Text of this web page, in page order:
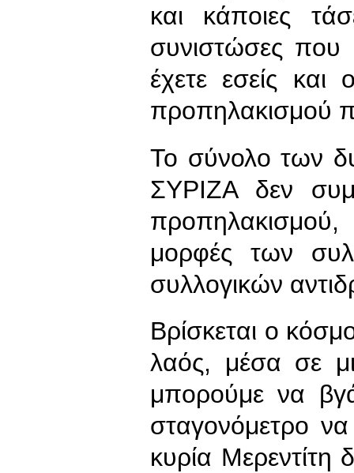
και κάποιες
συνιστώσες που
έχετε εσείς
προπηλακισμού
Το σύνολο των
ΣΥΡΙΖΑ δεν
προπηλακισμού,
μορφές των
συλλογικών
Βρίσκεται ο
λαός, μέσα σε
μπορούμε να
σταγονόμετρο
κυρία